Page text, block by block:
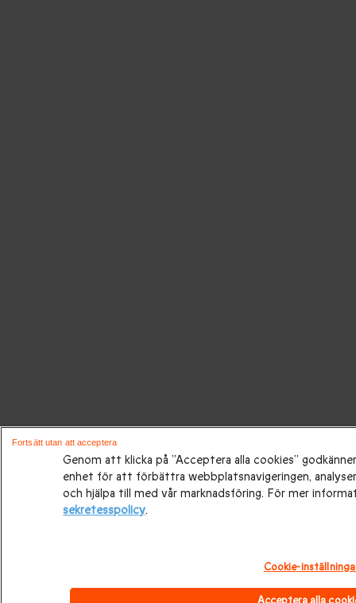
Genom att klicka på ”Acceptera alla cookies”
enhet för att förbättra webbplatsnavigeringen,
och hjälpa till med vår marknadsföring. För mer
sekretesspolicy.
Cookie-
Fortsätt utan att acceptera